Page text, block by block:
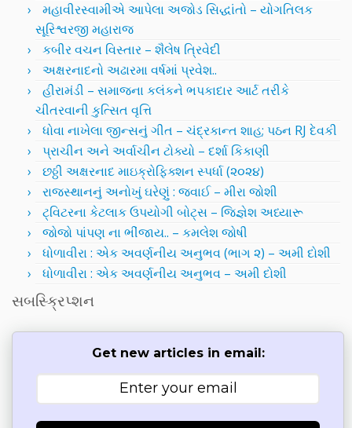
મહાવીરસ્વામીએ આપેલા અજોડ સિદ્ધાંતો – યોગતિલક
સૂરિશ્વરજી મહારાજ
કબીર વચન વિસ્તાર – શૈલેષ ત્રિવેદી
અક્ષરનાદનો અઢારમા વર્ષમાં પ્રવેશ..
હીરામંડી – સમાજના કલંકને ભપકાદાર આર્ટ તરીકે
ચીતરવાની કુત્સિત વૃત્તિ
ધોવા નાખેલા જીન્સનું ગીત – ચંદ્રકાન્ત શાહ; પઠન RJ દેવકી
પ્રાચીન અને અર્વાચીન ટોક્યો – દર્શા કિકાણી
છઠ્ઠી અક્ષરનાદ માઇક્રોફિક્શન સ્પર્ધા (૨૦૨૪)
રાજસ્થાનનું અનોખું ઘરેણું : જવાઈ – મીરા જોશી
ટ્વિટરના કેટલાક ઉપયોગી બોટ્સ – જિજ્ઞેશ અધ્યારૂ
જોજો પાંપણ ના ભીંજાય.. – કમલેશ જોષી
ધોળાવીરા : એક અવર્ણનીય અનુભવ (ભાગ ૨) – અમી દોશી
ધોળાવીરા : એક અવર્ણનીય અનુભવ – અમી દોશી
સબસ્ક્રિપ્શન
Get new articles in email: